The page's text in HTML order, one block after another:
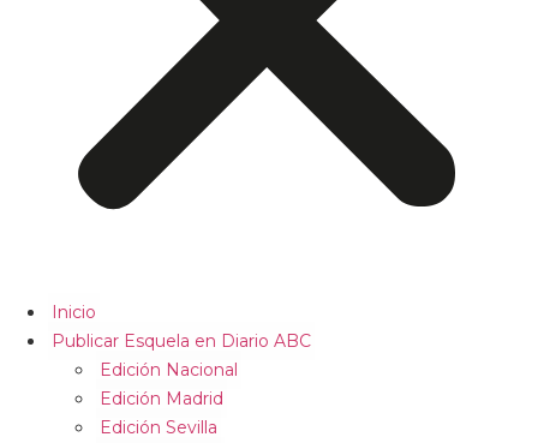
Inicio
Publicar Esquela en Diario ABC
Edición Nacional
Edición Madrid
Edición Sevilla